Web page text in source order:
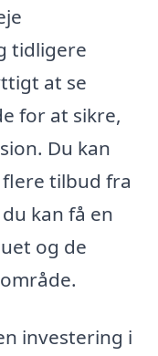
tidligere
at se
for at sikre,
Du kan
tilbud fra
kan få en
og de
investering i